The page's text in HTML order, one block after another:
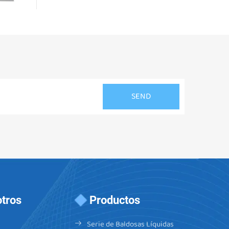
Productos
Serie de Baldosas Líquidas